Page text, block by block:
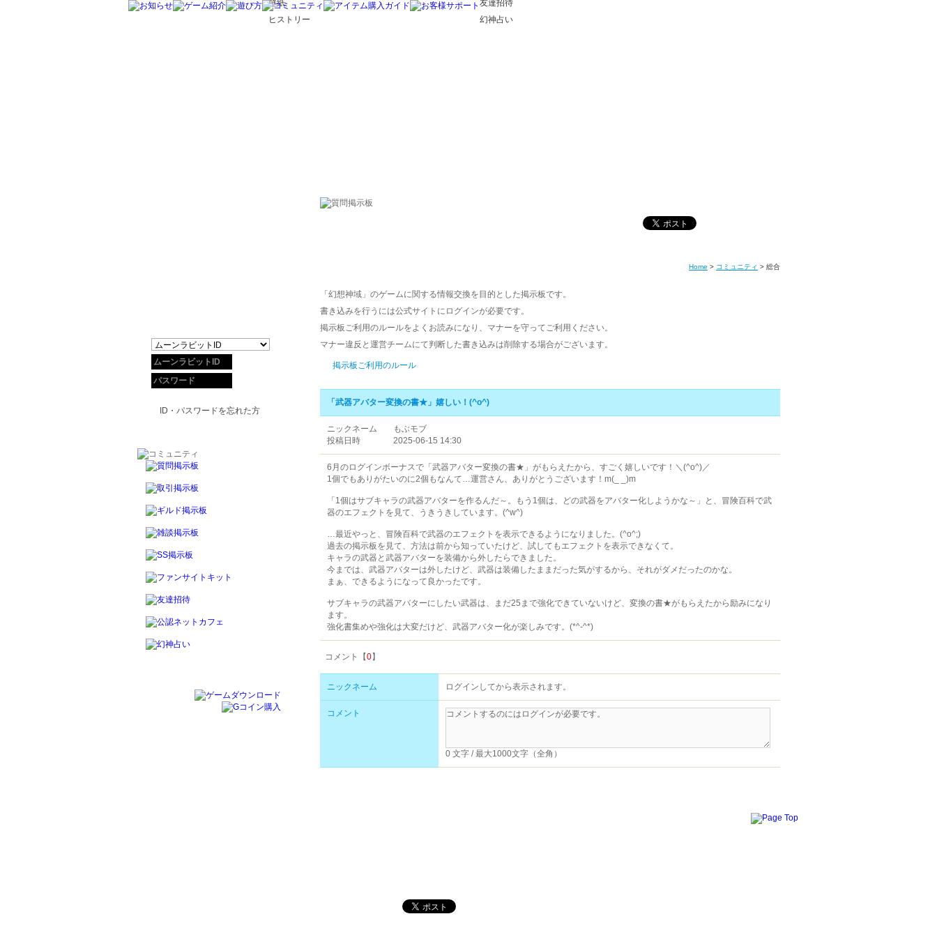
壁紙
ヒストリー
友達招待
幻神占い
Home > コミュニティ > 総合
「幻想神域」のゲームに関する情報交換を目的とした掲示板です。
書き込みを行うには公式サイトにログインが必要です。
掲示板ご利用のルールをよくお読みになり、マナーを守ってご利用ください。
マナー違反と運営チームにて判断した書き込みは削除する場合がございます。
掲示板ご利用のルール
「武器アバター変換の書★」嬉しい！(^o^)
ニックネーム
もぶモブ
投稿日時
2025-06-15 14:30
6月のログインボーナスで「武器アバター変換の書★」がもらえたから、すごく嬉しいです！＼(^o^)／
1個でもありがたいのに2個もなんて…運営さん、ありがとうございます！m(_ _)m
「1個はサブキャラの武器アバターを作るんだ～。もう1個は、どの武器をアバター化しようかな～」と、冒険百科で武
器のエフェクトを見て、うきうきしています。(^w^)
…最近やっと、冒険百科で武器のエフェクトを表示できるようになりました。(^o^;)
過去の掲示板を見て、方法は前から知っていたけど、試してもエフェクトを表示できなくて。
キャラの武器と武器アバターを装備から外したらできました。
今までは、武器アバターは外したけど、武器は装備したままだった気がするから、それがダメだったのかな。
まぁ、できるようになって良かったです。
サブキャラの武器アバターにしたい武器は、まだ25まで強化できていないけど、変換の書★がもらえたから励みになり
ます。
強化書集めや強化は大変だけど、武器アバター化が楽しみです。(*^-^*)
コメント【0】
ニックネーム ログインしてから表示されます。
コメント
0 文字 / 最大1000文字（全角）
ID・パスワードを忘れた方